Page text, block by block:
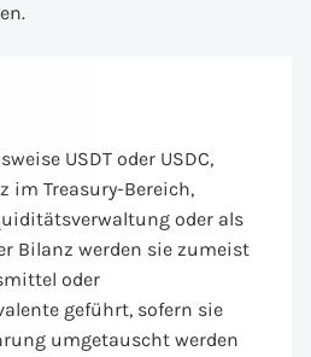
USDT oder USDC,
im Treasury-Bereich,
oder als
Bilanz werden sie zumeist
oder
geführt, sofern sie
umgetauscht werden